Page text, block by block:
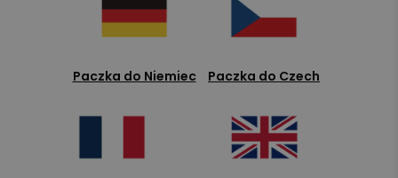
Paczka do Niemiec Paczka do Czech